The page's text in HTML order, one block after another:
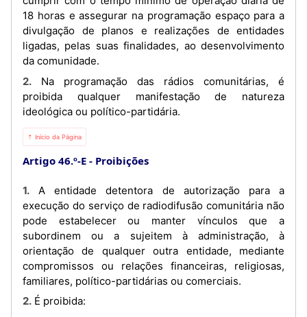
18 horas e assegurar na programação espaço para a
divulgação de planos e realizações de entidades
ligadas, pelas suas finalidades, ao desenvolvimento
da comunidade.
2. Na programação das rádios comunitárias, é
proibida qualquer manifestação de natureza
ideológica ou político-partidária.
⇡ Início da Página
Artigo 46.º-E Proibições
1. A entidade detentora de autorização para a
execução do serviço de radiodifusão comunitária não
pode estabelecer ou manter vínculos que a
subordinem ou a sujeitem à administração, à
orientação de qualquer outra entidade, mediante
compromissos ou relações financeiras, religiosas,
familiares, político-partidárias ou comerciais.
2. É proibida: